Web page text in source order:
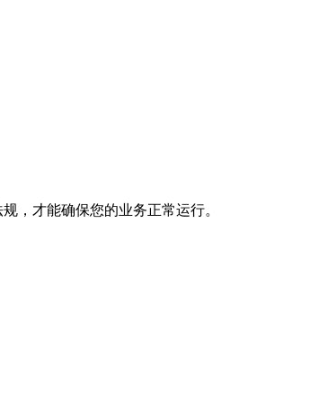
，才能确保您的业务正常运行。